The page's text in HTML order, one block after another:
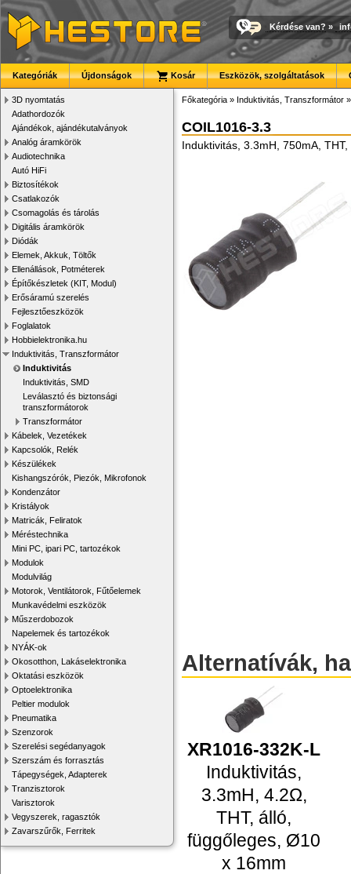
Kérdése van? »
Kategóriák Újdonságok Kosár Eszközök, szolgáltatások
3D nyomtatás
Adathordozók
Ajándékok, ajándékutalványok
Analóg áramkörök
Audiotechnika
Autó HiFi
Biztosítékok
Csatlakozók
Csomagolás és tárolás
Digitális áramkörök
Diódák
Elemek, Akkuk, Töltők
Ellenállások, Potméterek
Építőkészletek (KIT, Modul)
Erősáramú szerelés
Fejlesztőeszközök
Foglalatok
Hobbielektronika.hu
Induktivitás, Transzformátor
Induktivitás
Induktivitás, SMD
Leválasztó és biztonsági
transzformátorok
Transzformátor
Kábelek, Vezetékek
Kapcsolók, Relék
Készülékek
Kishangszórók, Piezók, Mikrofonok
Kondenzátor
Kristályok
Matricák, Feliratok
Méréstechnika
Mini PC, ipari PC, tartozékok
Modulok
Modulvilág
Motorok, Ventilátorok, Fűtőelemek
Munkavédelmi eszközök
Műszerdobozok
Napelemek és tartozékok
NYÁK-ok
Okosotthon, Lakáselektronika
Oktatási eszközök
Optoelektronika
Peltier modulok
Pneumatika
Szenzorok
Szerelési segédanyagok
Szerszám és forrasztás
Tápegységek, Adapterek
Tranzisztorok
Varisztorok
Vegyszerek, ragasztók
Zavarszűrők, Ferritek
Főkategória » Induktivitás, Transzformátor
COIL1016-3.3
Induktivitás, 3.3mH, 750mA,
Alternatívák,
XR1016-332K-L
Induktivitás,
3.3mH, 4.2Ω,
THT, álló,
függőleges, Ø10
x 16mm